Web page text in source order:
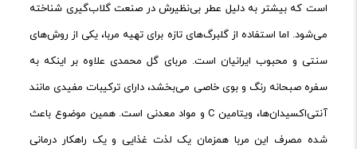
است که بیشتر به دلیل عطر بی‌نظیرش در صنعت گلاب‌گیری شناخته
می‌شود. اما استفاده از گلبرگ‌های تازه برای تهیه مربا، یکی از روش‌های
سنتی و محبوب ایرانیان است. مربای گل محمدی علاوه بر اینکه به
سفره صبحانه رنگ و بوی خاصی می‌بخشد، دارای ترکیبات مفیدی مانند
آنتی‌اکسیدان‌ها، ویتامین C و مواد معدنی است. همین موضوع باعث
شده مصرف این مربا همزمان یک لذت غذایی و یک راهکار درمانی